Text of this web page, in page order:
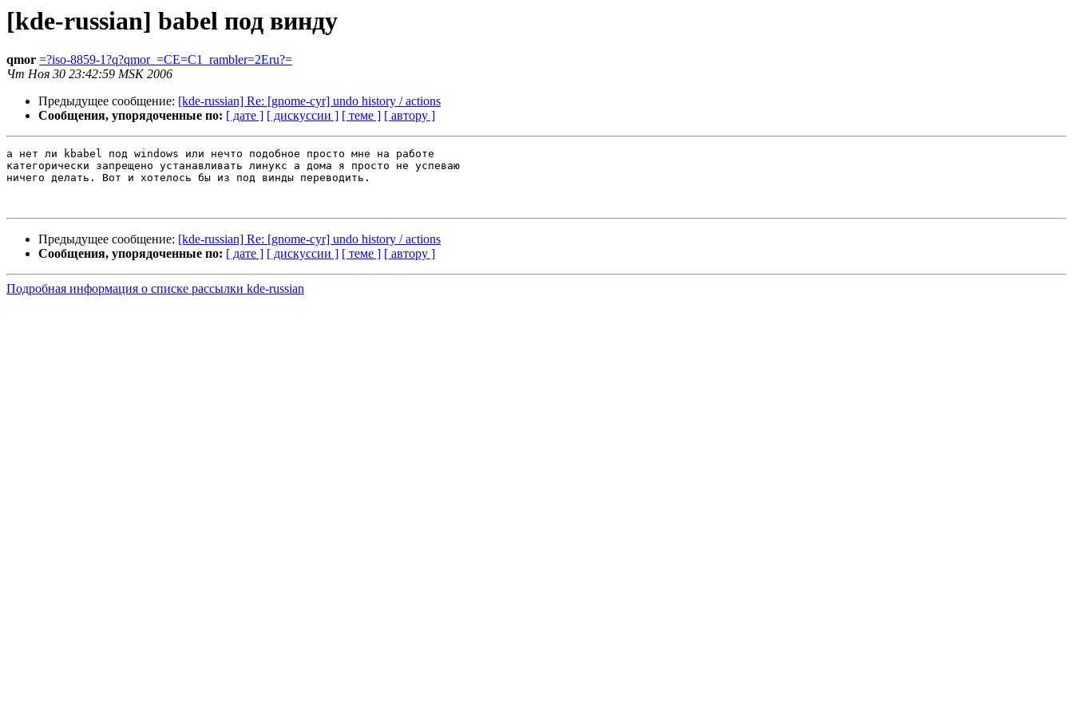
[kde-russian] babel под винду
qmor =?iso-8859-1?q?qmor_=CE=C1_rambler=2Eru?=
Чт Ноя 30 23:42:59 MSK 2006
Предыдущее сообщение: [kde-russian] Re: [gnome-cyr] undo history / actions
Сообщения, упорядоченные по: [ дате ] [ дискуссии ] [ теме ] [ автору ]
а нет ли kbabel под windows или нечто подобное просто мне на работе
категорически запрещено устанавливать линукс а дома я просто не успеваю
ничего делать. Вот и хотелось бы из под винды переводить.
Предыдущее сообщение: [kde-russian] Re: [gnome-cyr] undo history / actions
Сообщения, упорядоченные по: [ дате ] [ дискуссии ] [ теме ] [ автору ]
Подробная информация о списке рассылки kde-russian